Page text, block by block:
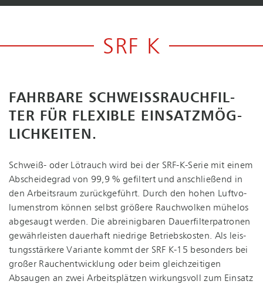
SRF K
FAHRBARE SCHWEI­SSRAUCH­FIL­T
ER FÜR FLEXIBLE EIN­SATZ­MÖG­L
ICH­KEI­TEN.
Schweiß- oder Lötrauch wird bei der SRF-K-Serie mit einem
Abscheidegrad von 99,9 % gefiltert und anschließend in
den Arbeitsraum zurückgeführt. Durch den hohen Luft­vo­
lu­men­strom können selbst größere Rauchwolken mühelos
abgesaugt werden. Die abreinigbaren Dau­er­fil­ter­pa­tro­nen
gewährleisten dauerhaft niedrige Betriebskosten. Als leis­
tungs­stär­ke­re Variante kommt der SRF K-15 besonders bei
großer Rauch­ent­wick­lung oder beim gleichzeitigen
Absaugen an zwei Arbeitsplätzen wirkungsvoll zum Einsatz